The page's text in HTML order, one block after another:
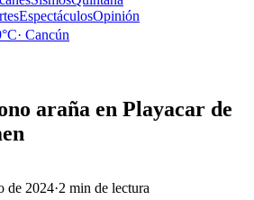
EspectáculosOpinión
°C· Cancún
araña en Playacar de
de 2024·2 min de lectura